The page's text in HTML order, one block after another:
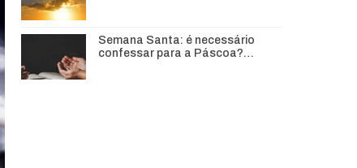
Semana Santa: é necessário
confessar para a Páscoa?…